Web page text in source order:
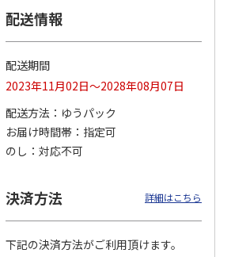
【グリーティング切
手】グリーティング
（シンプル）（110
5,500円
(送料別)
11,000円
(送料別)
配送情報
配送期間
2023年11月02日～2028年08月07日
配送方法
ゆうパック
お届け時間帯
指定可
のし
対応不可
決済方法 詳細はこちら
下記の決済方法がご利用頂けます。